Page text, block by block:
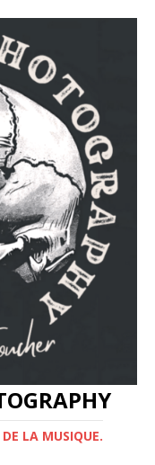
LA MUSIQUE.